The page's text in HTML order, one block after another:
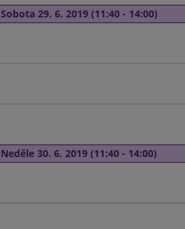
Sobota 29. 6. 2019 (11:40 - 14:00)
Neděle 30. 6. 2019 (11:40 - 14:00)